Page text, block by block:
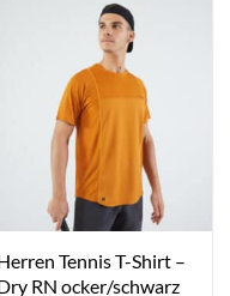
Tennis T-Shirt –
RN ocker/schwarz